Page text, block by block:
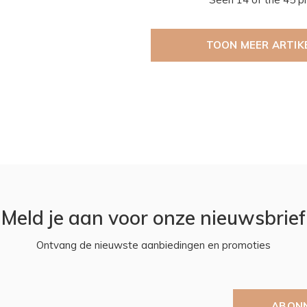
TOON MEER
Meld je aan voor onze nieuwsbrief
Ontvang de nieuwste aanbiedingen en promoties